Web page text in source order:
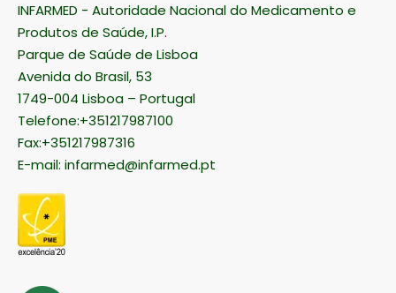
INFARMED - Autoridade Nacional do Medicamento e
Produtos de Saúde, I.P.
Parque de Saúde de Lisboa
Avenida do Brasil, 53
1749-004 Lisboa – Portugal
Telefone:+351217987100
Fax:+351217987316
E-mail: infarmed@infarmed.pt